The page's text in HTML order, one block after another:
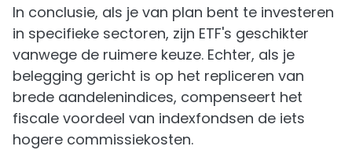
In conclusie, als je van plan bent te investeren
in specifieke sectoren, zijn ETF's geschikter
vanwege de ruimere keuze. Echter, als je
belegging gericht is op het repliceren van
brede aandelenindices, compenseert het
fiscale voordeel van indexfondsen de iets
hogere commissiekosten.